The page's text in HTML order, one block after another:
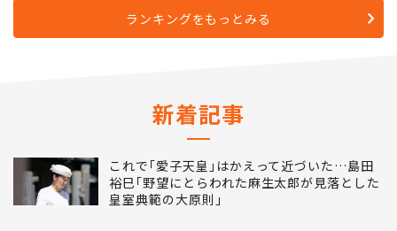
ランキングをもっとみる
新着記事
これで｢愛子天皇｣はかえって近づいた…島田
裕巳｢野望にとらわれた麻生太郎が見落とした
皇室典範の大原則｣